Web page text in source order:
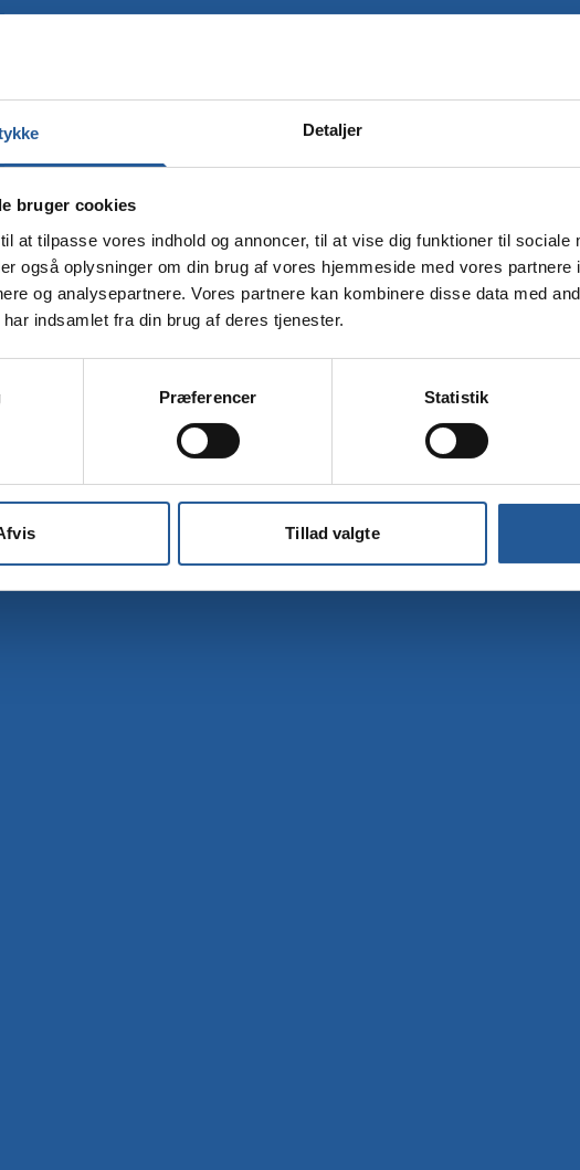
Detaljer
bruger cookies
at tilpasse vores indhold og annoncer, til at vise dig funktioner til sociale
også oplysninger om din brug af vores hjemmeside med vores partnere
og analysepartnere. Vores partnere kan kombinere disse data med
indsamlet fra din brug af deres tjenester.
Præferencer Statistik
Tillad valgte
Dit mobilnummer